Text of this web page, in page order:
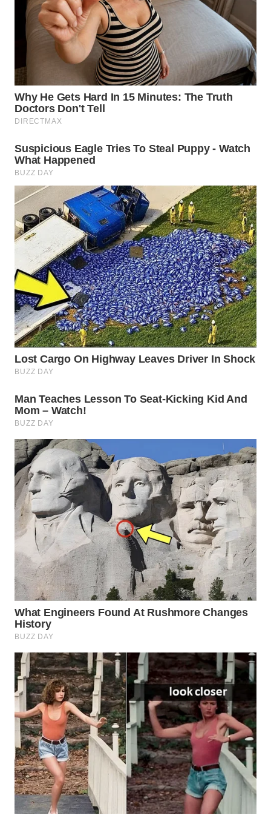
WN
SAMOSIR
LAWAS
WN
WN
CIANJUR
WN
KEPULAUAN
SERIBU
WN
TANGERANG
WN
BINJAI
WN
CIREBON
WN
INDRAMAYU
WN
KUNINGAN
WN
MAJALENGKA
WN
SUBANG
WN
SUKABUMI
WN
PURWAKARTA
WN
PRIANGAN
TIMUR
WN
SEMARANG
WN
SOLO